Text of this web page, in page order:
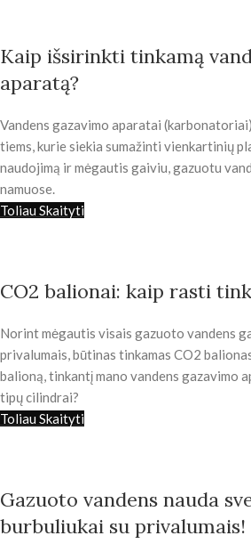
Kaip išsirinkti tinkamą
aparatą?
Vandens gazavimo aparatai
tiems, kurie siekia sumažinti vienkartinių
naudojimą ir mėgautis gaiviu, gazuotu
namuose.
Toliau Skaityti
CO2 balionai: kaip rasti
Norint mėgautis visais gazuoto vandens
privalumais, būtinas tinkamas CO2
balioną, tinkantį mano vandens gazavimo
tipų cilindrai?
Toliau Skaityti
Gazuoto vandens nauda
burbuliukai su privalumais!